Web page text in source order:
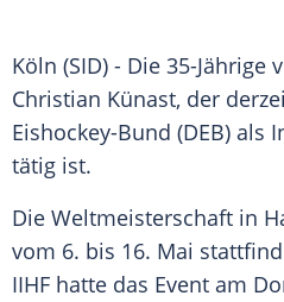
Köln (SID) - Die 35-Jährige
Christian Künast, der
Eishockey-Bund (DEB) als
tätig ist.
Die Weltmeisterschaft in
vom 6. bis 16. Mai
IIHF hatte das Event am